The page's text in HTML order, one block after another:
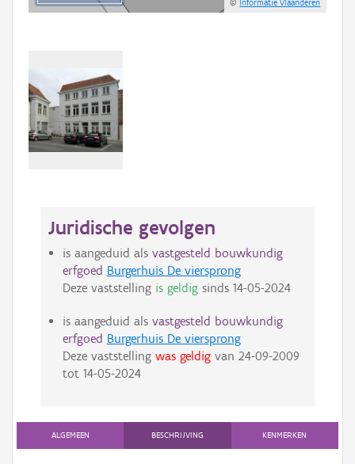
©Informatie Vlaanderen
Juridische gevolgen
is aangeduid als vastgesteld bouwkundig
erfgoed Burgerhuis De viersprong
Deze vaststelling is geldigsinds 14-05-2024
is aangeduid als vastgesteld bouwkundig
erfgoed Burgerhuis De viersprong
Deze vaststelling was geldigvan 24-09-2009
tot 14-05-2024
ALGEMEEN BESCHRIJVING KENMERKEN